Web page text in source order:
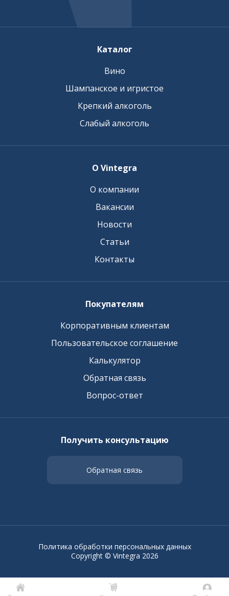
Каталог
Вино
Шампанское и игристое
Крепкий алкоголь
Слабый алкоголь
О Vintegra
О компании
Вакансии
Новости
Статьи
Контакты
Покупателям
Корпоративным клиентам
Пользовательское соглашение
Калькулятор
Обратная связь
Вопрос-ответ
Получить консультацию
Обратная связь
Copyright © Vintegra 2026
Политика обработки персональных данных